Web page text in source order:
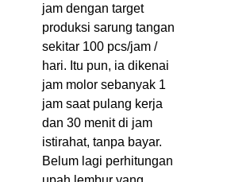
jam dengan target
produksi sarung tangan
sekitar 100 pcs/jam /
hari. Itu pun, ia dikenai
jam molor sebanyak 1
jam saat pulang kerja
dan 30 menit di jam
istirahat, tanpa bayar.
Belum lagi perhitungan